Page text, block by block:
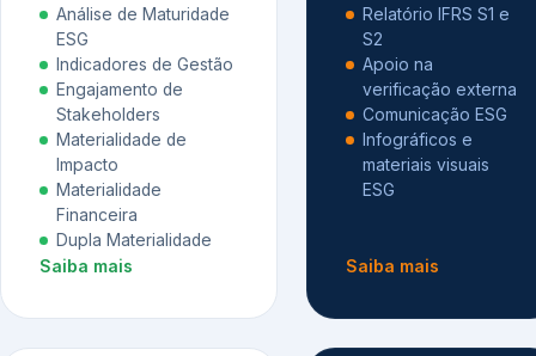
Análise de Maturidade
ESG
Indicadores de Gestão
Engajamento de
Stakeholders
Materialidade de
Impacto
Materialidade
Financeira
Dupla Materialidade
Saiba mais
Relatório IFRS S1 e
S2
Apoio na
verificação externa
Comunicação ESG
Infográficos e
materiais visuais
ESG
Saiba mais